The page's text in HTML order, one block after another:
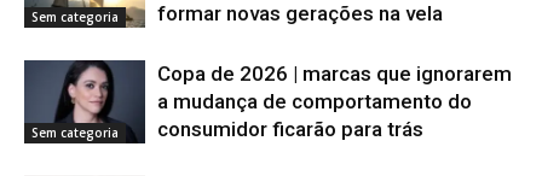
Sem categoria
formar novas gerações na vela
Sem categoria
Copa de 2026 | marcas que ignorarem
a mudança de comportamento do
consumidor ficarão para trás